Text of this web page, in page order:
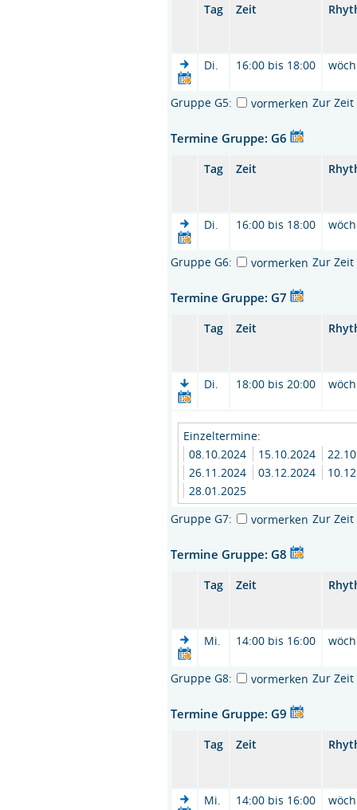
Tag Zeit
Di. 16:00 bis 18:00
Gruppe G5: vormerken Zur
Termine Gruppe: G6
Tag Zeit
Di. 16:00 bis 18:00
Gruppe G6: vormerken Zur
Termine Gruppe: G7
Tag Zeit
Di. 18:00 bis 20:00
Einzeltermine:
08.10.2024
15.10.2024
26.11.2024
03.12.2024
28.01.2025
Gruppe G7:
vormerken Zur
Termine Gruppe: G8
Tag Zeit
Mi. 14:00 bis 16:00
Gruppe G8: vormerken Zur
Termine Gruppe: G9
Tag Zeit
Mi. 14:00 bis 16:00